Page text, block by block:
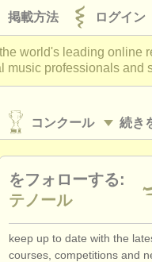
ログイン
掲載方法
the world's leading online
music professionals and
続き
コンクール
をフォローする:
テノール
keep up to date with the
courses, competitions and